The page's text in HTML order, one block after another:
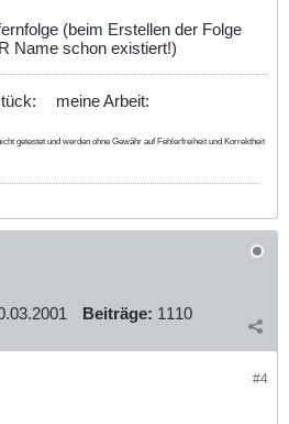
(beim Erstellen der Folge
Name schon existiert!)
meine Arbeit:
getestet und werden ohne Gewähr auf Fehlerfreiheit und Korrektheit
Beiträge: 1110
#4